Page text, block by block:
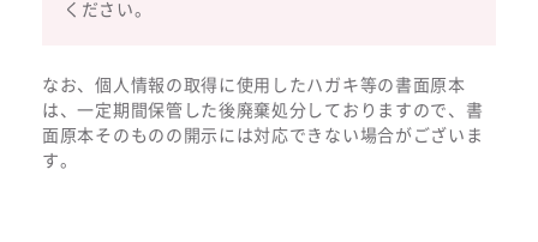
ください。
なお、個人情報の取得に使用したハガキ等の書面原本
は、一定期間保管した後廃棄処分しておりますので、書
面原本そのものの開示には対応できない場合がございま
す。